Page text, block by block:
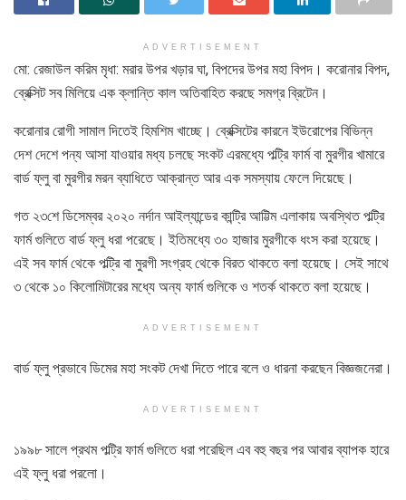
ADVERTISEMENT
মো: রেজাউল করিম মৃধা: মরার উপর খড়ার ঘা, বিপদের উপর মহা বিপদ। করোনার বিপদ,
ব্রেক্সিট সব মিলিয়ে এক ক্লান্তি কাল অতিবাহিত করছে সমগ্র ব্রিটেন।
করোনার রোগী সামাল দিতেই হিমশিম খাচ্ছে। ব্রেক্সিটের কারনে ইউরোপের বিভিন্ন
দেশ দেশে পন্য আসা যাওয়ার মধ্য চলছে সংকট এরমধ্যে পল্ট্রি ফার্ম বা মুরগীর খামারে
বার্ড ফ্লু বা মুরগীর মরন ব্যাধিতে আক্রান্ত আর এক সমস্যায় ফেলে দিয়েছে।
গত ২৩শে ডিসেম্বর ২০২০ নর্দান আইল্যান্ডের কান্ট্রি আট্টিম এলাকায় অবস্থিত পল্ট্রি
ফার্ম গুলিতে বার্ড ফ্লু ধরা পরেছে। ইতিমধ্যে ৩০ হাজার মুরগীকে ধংস করা হয়েছে।
এই সব ফার্ম থেকে পল্ট্রি বা মুরগী সংগ্রহ থেকে বিরত থাকতে বলা হয়েছে। সেই সাথে
৩ থেকে ১০ কিলোমিটারের মধ্যে অন্য ফার্ম গুলিকে ও শতর্ক থাকতে বলা হয়েছে।
ADVERTISEMENT
বার্ড ফ্লু প্রভাবে ডিমের মহা সংকট দেখা দিতে পারে বলে ও ধারনা করছেন বিজ্ঞজনেরা।
ADVERTISEMENT
১৯৯৮ সালে প্রথম পল্ট্রি ফার্ম গুলিতে ধরা পরেছিল এব বহু বছর পর আবার ব্যাপক হারে
এই ফ্লু ধরা পরলো।